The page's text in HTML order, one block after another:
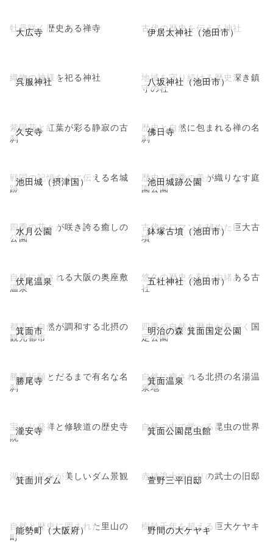
大広寺
牡丹咲く歴史ある禅寺 伊居太神社（池田市）
古代の歴史を伝える神社
呉服神社
織物の神様を祀る神社 八坂神社（池田市）
地域を守り続ける歴史深き鎮
守の社
久安寺
紫陽花と紅葉が彩る静寂の古
刹
佛日寺
歴史と自然に包まれる禅の名
刹
池田城（摂津国）
戦国の記憶を今に伝える名城
跡
池田城跡公園
歴史と四季の美が織りなす庭
園公園
水月公園
四季の花々が咲き誇る癒しの
公園
鉢塚古墳（池田市）
古代のロマンを秘めた巨大古
墳
伏尾温泉
自然に癒される大阪の奥座敷
温泉
五社神社（池田市）
悠久の歴史を刻む由緒ある古
社
箕面市
都市と自然が調和する北摂の
観光都市
明治の森 箕面国定公園
四季の自然と歴史が息づく国
定公園
勝尾寺
勝運祈願とだるまで有名な名
刹
箕面温泉
自然に癒される北摂の名湯温
泉地
瀧安寺
宝くじ発祥と修験道の歴史寺
院
箕面公園昆虫館
自然の中で学べる昆虫の世界
箕面川ダム
湖と山並みが美しいダム景観 萱野三平旧邸
赤穂浪士ゆかりの武士の旧邸
能勢町（大阪府）
自然と歴史に囲まれた里山の
町
野間の大ケヤキ
樹齢千年を超える巨大ケヤキ